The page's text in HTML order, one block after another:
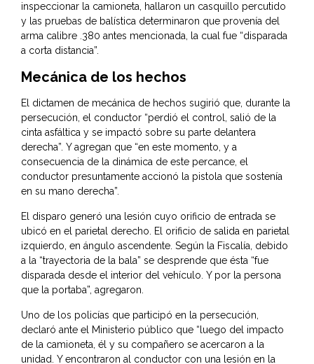
inspeccionar la camioneta, hallaron un casquillo percutido
y las pruebas de balística determinaron que provenía del
arma calibre .380 antes mencionada, la cual fue “disparada
a corta distancia”.
Mecánica de los hechos
El dictamen de mecánica de hechos sugirió que, durante la
persecución, el conductor “perdió el control, salió de la
cinta asfáltica y se impactó sobre su parte delantera
derecha”. Y agregan que “en este momento, y a
consecuencia de la dinámica de este percance, el
conductor presuntamente accionó la pistola que sostenía
en su mano derecha”.
El disparo generó una lesión cuyo orificio de entrada se
ubicó en el parietal derecho. El orificio de salida en parietal
izquierdo, en ángulo ascendente. Según la Fiscalía, debido
a la “trayectoria de la bala” se desprende que ésta “fue
disparada desde el interior del vehículo. Y por la persona
que la portaba”, agregaron.
Uno de los policías que participó en la persecución,
declaró ante el Ministerio público que “luego del impacto
de la camioneta, él y su compañero se acercaron a la
unidad. Y encontraron al conductor con una lesión en la